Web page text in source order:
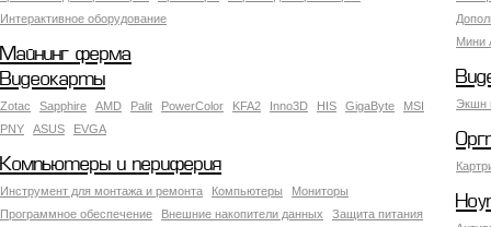
Мини
Интерактивное оборудование
Майнинг ферма
Экшн
Видеокарты
Zotac Sapphire AMD Palit PowerColor KFA2 Inno3D HIS GigaByte
MSI
PNY
ASUS EVGA
Компьютеры и периферия
Инструмент для монтажа и ремонта Компьютеры
Мониторы
Программное обеспечение
Внешние накопители данных Защита питания